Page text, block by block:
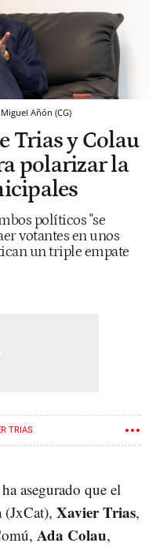
Añón (CG)
Trias y Colau
polarizar la
políticos "se
votantes en unos
un triple empate
TRIAS
ha asegurado que el
(JxCat), XavierTrias,
Ada Colau,